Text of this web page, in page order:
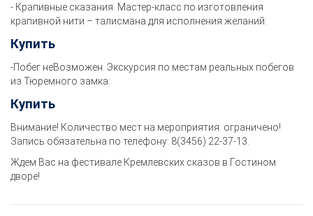
- Крапивные сказания. Мастер-класс по изготовления
крапивной нити – талисмана для исполнения желаний:
Купить
-Побег неВозможен. Экскурсия по местам реальных побегов
из Тюремного замка:
Купить
Внимание! Количество мест на мероприятия ограничено!
Запись обязательна по телефону: 8(3456) 22-37-13.
Ждем Вас на фестивале Кремлевских сказов в Гостином
дворе!